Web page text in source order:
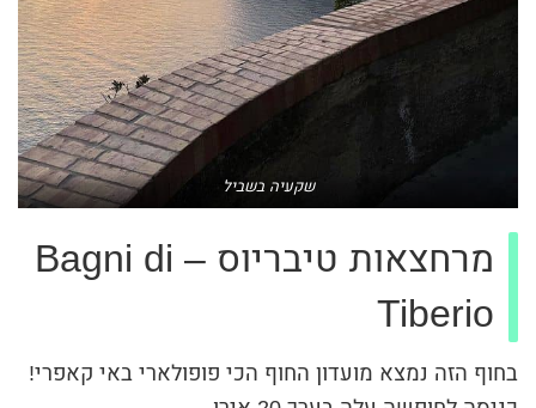
שקעיה בשביל
מרחצאות טיבריוס – Bagni di
Tiberio
בחוף הזה נמצא מועדון החוף הכי פופולארי באי קאפרי!